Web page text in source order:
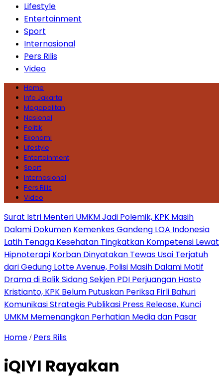
Lifestyle
Entertainment
Sport
Internasional
Pers Rilis
Video
Home
Info Jakarta
Megapolitan
Nasional
Politik
Ekonomi
Lifestyle
Entertainment
Sport
Internasional
Pers Rilis
Video
Surat Istri Menteri UMKM Jadi Polemik, KPK Masih
Dalami Dokumen Kemenkes Gandeng LOA Indonesia
Latih Tenaga Kesehatan Tingkatkan Kompetensi Lewat
Hipnoterapi Korban Dinyatakan Tewas Usai Terjatuh
dari Gedung Lotte Avenue, Polisi Masih Dalami Motif
Drama di Balik Sidang Sekjen PDI Perjuangan Hasto
Kristianto, KPK Belum Putuskan Periksa Firli Bahuri
Komunikasi Strategis Publikasi Press Release, Kunci
UMKM Memenangkan Perhatian Media dan Pasar
Home / Pers Rilis
iQIYI Rayakan